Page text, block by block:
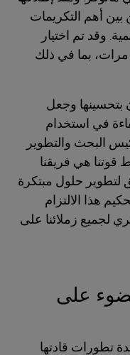
من بين أهم التكريمات
وقد تم اختيار
مرات، بما في ذلك
بتحسينها وجعل
في استخدام
البحث والتطوير
قوتنا هي فريقنا
لتطوير حلول مبتكرة
هذا الالتزام
لجميع زملائنا على
على
تطورات قادتها